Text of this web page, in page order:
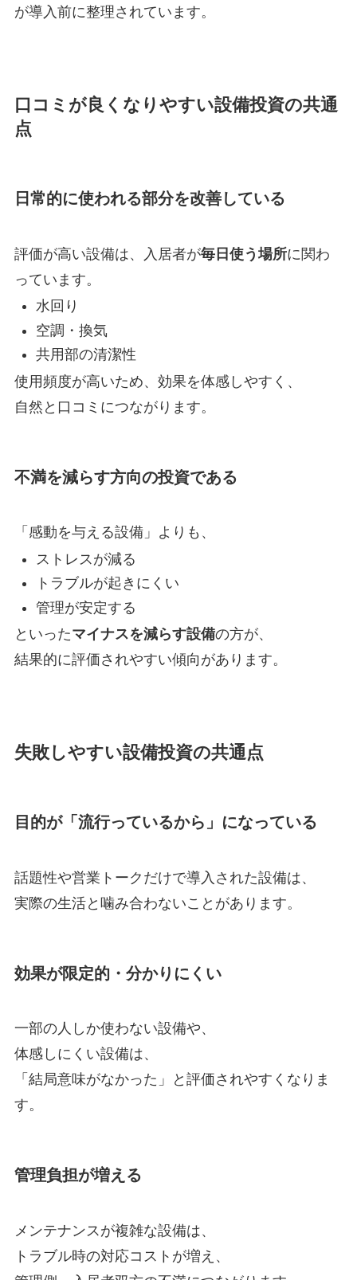
が導入前に整理されています。
口コミが良くなりやすい設備投資の共通
点
日常的に使われる部分を改善している
評価が高い設備は、入居者が毎日使う場所に関わ
っています。
水回り
空調・換気
共用部の清潔性
使用頻度が高いため、効果を体感しやすく、
自然と口コミにつながります。
不満を減らす方向の投資である
「感動を与える設備」よりも、
ストレスが減る
トラブルが起きにくい
管理が安定する
といったマイナスを減らす設備の方が、
結果的に評価されやすい傾向があります。
失敗しやすい設備投資の共通点
目的が「流行っているから」になっている
話題性や営業トークだけで導入された設備は、
実際の生活と噛み合わないことがあります。
効果が限定的・分かりにくい
一部の人しか使わない設備や、
体感しにくい設備は、
「結局意味がなかった」と評価されやすくなりま
す。
管理負担が増える
メンテナンスが複雑な設備は、
トラブル時の対応コストが増え、